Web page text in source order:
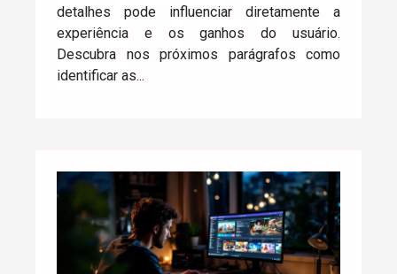
detalhes pode influenciar diretamente a
experiência e os ganhos do usuário.
Descubra nos próximos parágrafos como
identificar as...